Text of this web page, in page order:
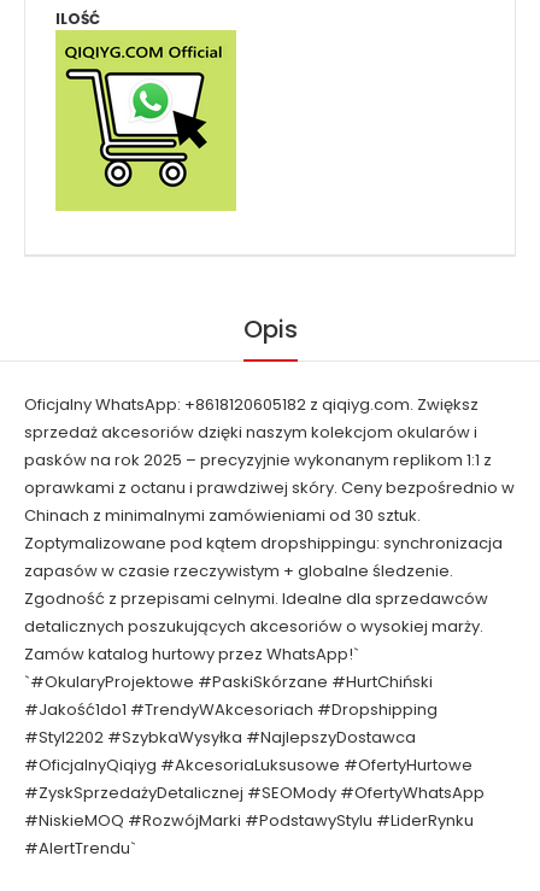
ILOŚĆ
Opis
Oficjalny WhatsApp: +8618120605182 z qiqiyg.com. Zwiększ
sprzedaż akcesoriów dzięki naszym kolekcjom okularów i
pasków na rok 2025 – precyzyjnie wykonanym replikom 1:1 z
oprawkami z octanu i prawdziwej skóry. Ceny bezpośrednio w
Chinach z minimalnymi zamówieniami od 30 sztuk.
Zoptymalizowane pod kątem dropshippingu: synchronizacja
zapasów w czasie rzeczywistym + globalne śledzenie.
Zgodność z przepisami celnymi. Idealne dla sprzedawców
detalicznych poszukujących akcesoriów o wysokiej marży.
Zamów katalog hurtowy przez WhatsApp!`
`#OkularyProjektowe #PaskiSkórzane #HurtChiński
#Jakość1do1 #TrendyWAkcesoriach #Dropshipping
#Styl2202 #SzybkaWysyłka #NajlepszyDostawca
#OficjalnyQiqiyg #AkcesoriaLuksusowe #OfertyHurtowe
#ZyskSprzedażyDetalicznej #SEOMody #OfertyWhatsApp
#NiskieMOQ #RozwójMarki #PodstawyStylu #LiderRynku
#AlertTrendu`